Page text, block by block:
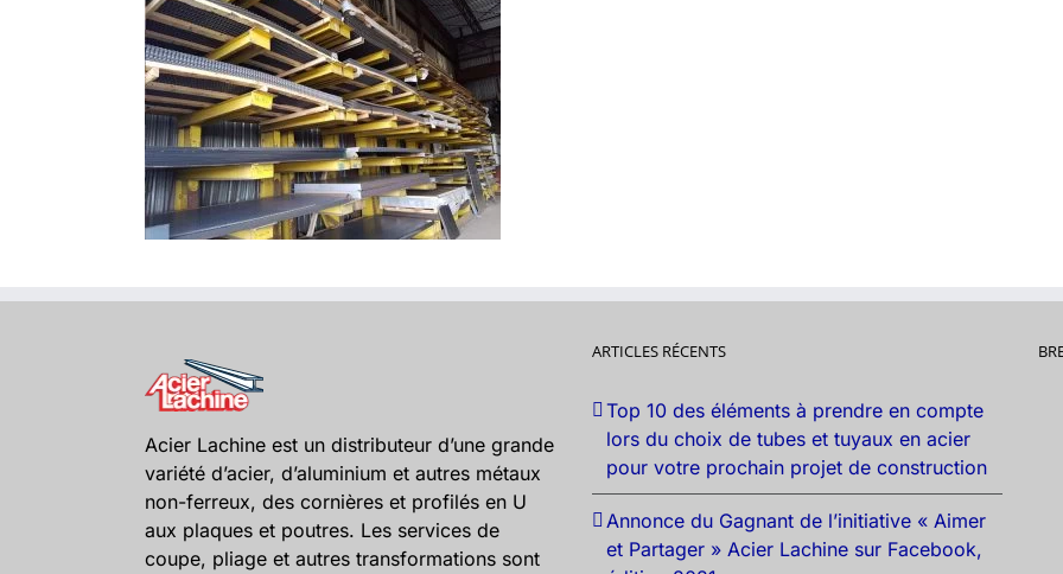
Acier Lachine est un distributeur d’une grande
variété d’acier, d’aluminium et autres métaux
non-ferreux, des cornières et profilés en U
aux plaques et poutres. Les services de
coupe, pliage et autres transformations sont
ARTICLES RÉCENTS
Top 10 des éléments à prendre en compte
lors du choix de tubes et tuyaux en acier
pour votre prochain projet de construction
Annonce du Gagnant de l’initiative « Aimer
et Partager » Acier Lachine sur Facebook,